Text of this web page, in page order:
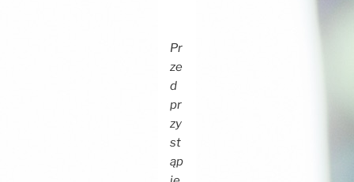
Pr
ze
d
pr
zy
st
ąp